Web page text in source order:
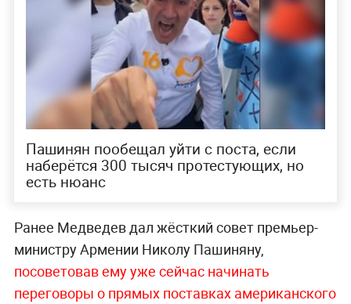
Пашинян пообещал уйти с поста, если
наберётся 300 тысяч протестующих, но
есть нюанс
Ранее Медведев дал жёсткий совет премьер-
министру Армении Николу Пашиняну,
посоветовав ему уже сейчас начинать
переговоры о прямых поставках американского